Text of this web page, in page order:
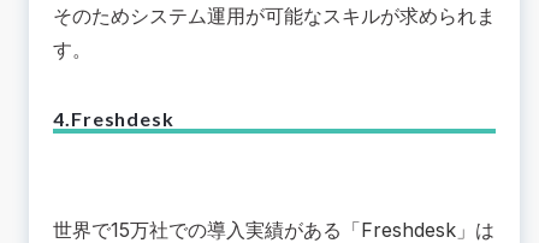
そのためシステム運用が可能なスキルが求められま
す。
4.Freshdesk
世界で15万社での導入実績がある「Freshdesk 」は